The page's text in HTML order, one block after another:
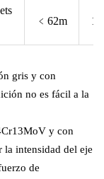
﹤62m
gris y con
no es fácil a la
y con
la intensidad del eje
de